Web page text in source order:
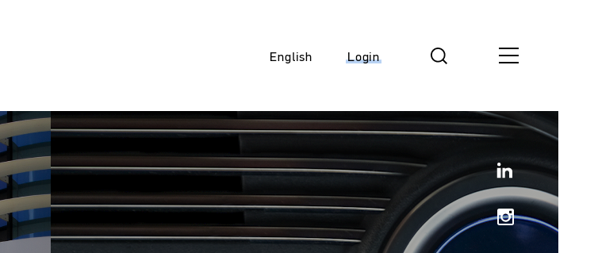
English Login